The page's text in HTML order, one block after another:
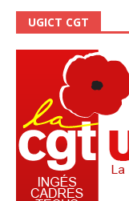
UGICT CGT